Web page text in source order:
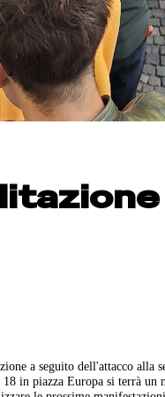
a seguito dell'attacco alla
in piazza Europa si terrà un